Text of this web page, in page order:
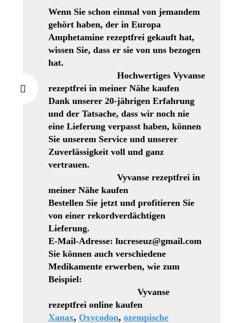
Wenn Sie schon einmal von jemandem
gehört haben, der in Europa
Amphetamine rezeptfrei gekauft hat,
wissen Sie, dass er sie von uns bezogen
hat.
Hochwertiges Vyvanse
rezeptfrei in meiner Nähe kaufen
Dank unserer 20-jährigen Erfahrung
und der Tatsache, dass wir noch nie
eine Lieferung verpasst haben, können
Sie unserem Service und unserer
Zuverlässigkeit voll und ganz
vertrauen.
Vyvanse rezeptfrei in
meiner Nähe kaufen
Bestellen Sie jetzt und profitieren Sie
von einer rekordverdächtigen
Lieferung.
E-Mail-Adresse: lucreseuz@gmail.com
Sie können auch verschiedene
Medikamente erwerben, wie zum
Beispiel:
Vyvanse
rezeptfrei online kaufen
Xanax, Oxycodon, ozempische